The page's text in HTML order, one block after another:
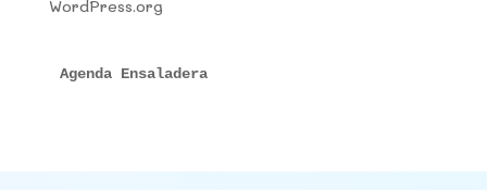
WordPress.org
Agenda Ensaladera